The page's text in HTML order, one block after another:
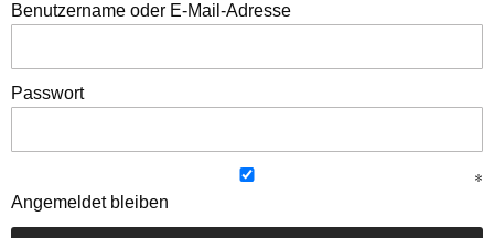
Benutzername oder E-Mail-Adresse
Passwort
Angemeldet bleiben